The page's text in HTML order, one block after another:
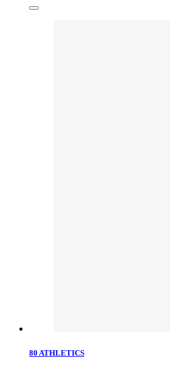
80 ATHLETICS